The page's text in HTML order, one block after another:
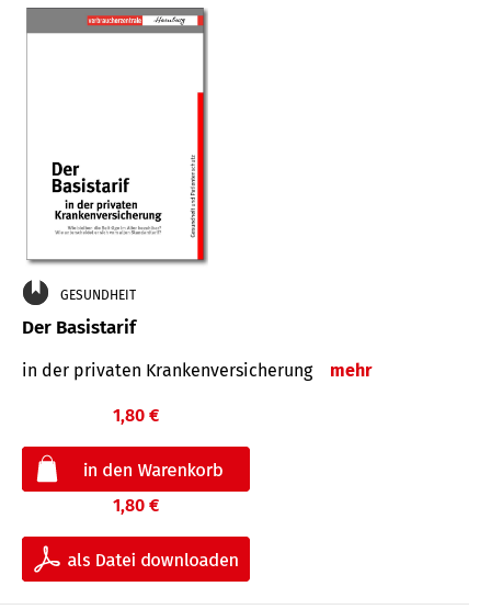
GESUNDHEIT
Der Basistarif
in der privaten Kran­ken­ver­siche­rung mehr
1,80 €
1,80 €